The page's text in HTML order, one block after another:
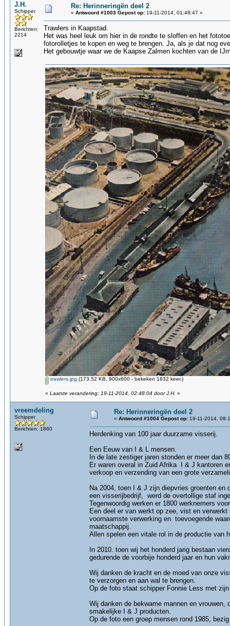
J.H.
Schipper
Berichten:
2214
Re: Herinneringën deel 2
« Antwoord #1003 Gepost op: 19-11-2014, 01:48:47 »
Trawlers in Kaapstad.
Het was heel leuk om hier in de rondte te sloffen en het
fotorolletjes te kopen en weg te brengen. Ja, als je dat nog
Het gebouwtje waar we de Kaapse Zalmen kochten van de
trawlers.jpg (173.52 KB, 900x600 - bekeken 1832 keer.)
« Laatste verandering: 19-11-2014, 02:48:04 door J.H. »
vreemdeling
Schipper
Berichten: 1860
Re: Herinneringën deel 2
« Antwoord #1004 Gepost op: 19-11-2014,
Herdenking van 100 jaar duurzame
Een Eeuw van I & L mensen.
In de late zestiger jaren stonden er meer dan
Er waren overal in Zuid Afrika I & J kantoren
verkoop en verzending van een grote
Na 2004, toen I & J zijn diepvries groenten en
een visserijbedrijf, werd de overtollige staf
Tegenwoordig werken er 1800 werknemers
Een deel er van werkt op zee, vist en
voornaamste verwerking en toevoegende
maatschappij.
Allen spelen een vitale rol in de productie van
In 2010. toen wij het honderd jarig bestaan
gedurende de voorbije honderd jaar en hun
Wij danken de kracht en de moed van onze
te verzorgen en aan wal te brengen.
Op de foto staat schipper Fonnie Less met
Wij danken de bekwame mannen en
smakelijke I & J producten.
Op de foto een groep mensen rond 1985,